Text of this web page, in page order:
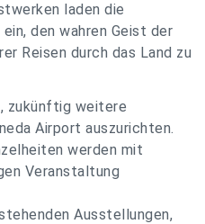
laden die
den wahren Geist der
Reisen durch das Land zu
zukünftig weitere
Airport auszurichten.
werden mit
Veranstaltung
Ausstellungen,